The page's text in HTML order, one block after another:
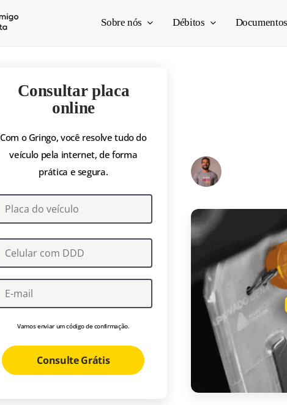
Sobre nós Débitos Documentos
Consultar placa
online
Com o Gringo, você resolve tudo do
veículo pela internet, de forma
prática e segura.
Vamos enviar um código de confirmação.
Consulte Grátis